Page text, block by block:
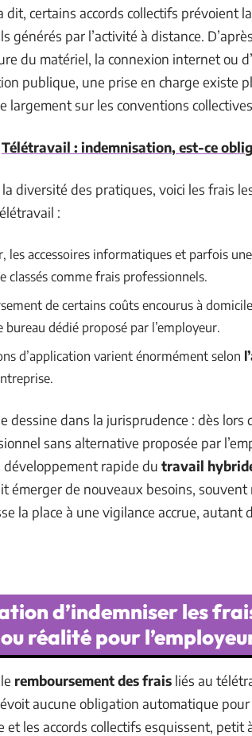
dit, certains accords collectifs prévoient
générés par l’activité à distance.
du matériel, la connexion internet ou
publique, une prise en charge existe
largement sur les conventions
Télétravail : indemnisation, est-ce
diversité des pratiques, voici les frais
:
les accessoires informatiques et parfois
classés comme frais professionnels.
de certains coûts encourus à
bureau dédié proposé par l’employeur.
d’application varient énormément selon
dessine dans la jurisprudence : dès
sans alternative proposée par
développement rapide du travail
émerger de nouveaux besoins, souvent
la place à une vigilance accrue, autant
d’indemniser les
réalité pour
remboursement des frais liés au
aucune obligation automatique
et les accords collectifs esquissent,